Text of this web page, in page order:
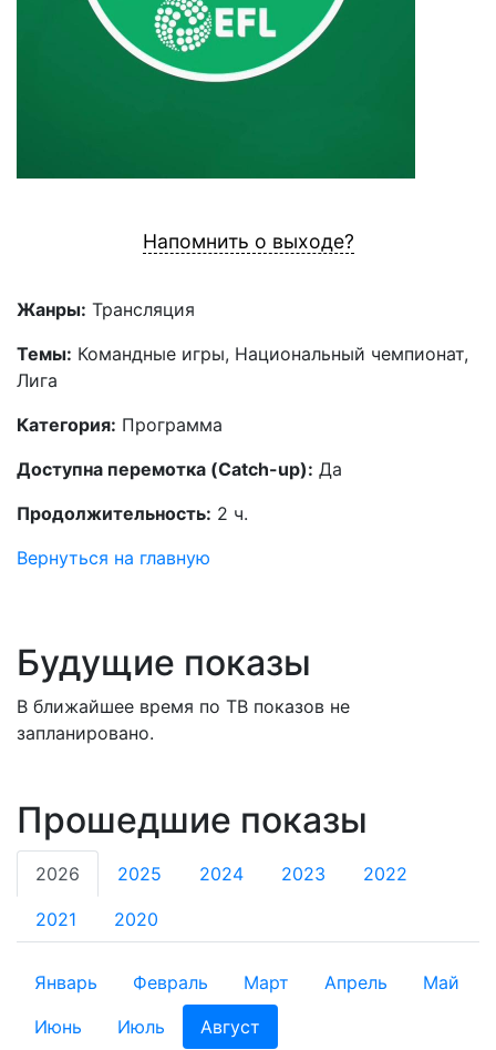
Напомнить о выходе?
Жанры: Трансляция
Темы: Командные игры, Национальный чемпионат,
Лига
Категория: Программа
Доступна перемотка (Catch-up): Да
Продолжительность: 2 ч.
Вернуться на главную
Будущие показы
В ближайшее время по ТВ показов не
запланировано.
Прошедшие показы
2026 2025 2024 2023 2022
2021 2020
Январь Февраль Март Апрель
Май
Июнь
Июль Август